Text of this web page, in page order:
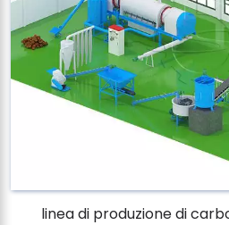
linea di produzione di